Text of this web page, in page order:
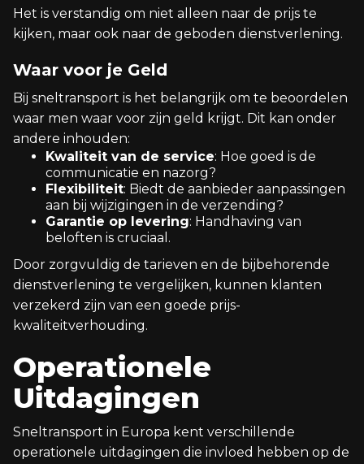
Het is verstandig om niet alleen naar de prijs te
kijken, maar ook naar de geboden dienstverlening.
Waar voor je Geld
Bij sneltransport is het belangrijk om te beoordelen
waar men waar voor zijn geld krijgt. Dit kan onder
andere inhouden:
Kwaliteit van de service: Hoe goed is de
communicatie en nazorg?
Flexibiliteit: Biedt de aanbieder aanpassingen
aan bij wijzigingen in de verzending?
Garantie op levering: Handhaving van
beloften is cruciaal.
Door zorgvuldig de tarieven en de bijbehorende
dienstverlening te vergelijken, kunnen klanten
verzekerd zijn van een goede prijs-
kwaliteitverhouding.
Operationele
Uitdagingen
Sneltransport in Europa kent verschillende
operationele uitdagingen die invloed hebben op de